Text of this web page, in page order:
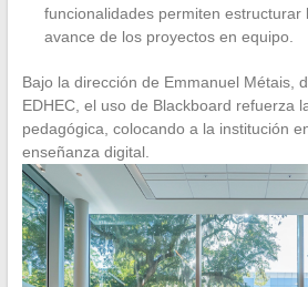
funcionalidades permiten estructurar
avance de los proyectos en equipo.
Bajo la dirección de Emmanuel Métais,
EDHEC, el uso de Blackboard refuerza
pedagógica, colocando a la institución
enseñanza digital.